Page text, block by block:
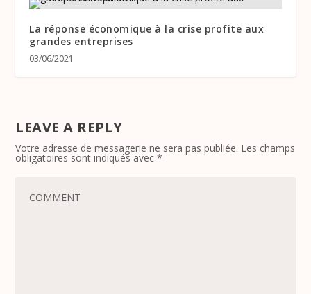
La réponse économique à la crise profite aux
grandes entreprises
03/06/2021
LEAVE A REPLY
Votre adresse de messagerie ne sera pas publiée. Les champs
obligatoires sont indiqués avec*